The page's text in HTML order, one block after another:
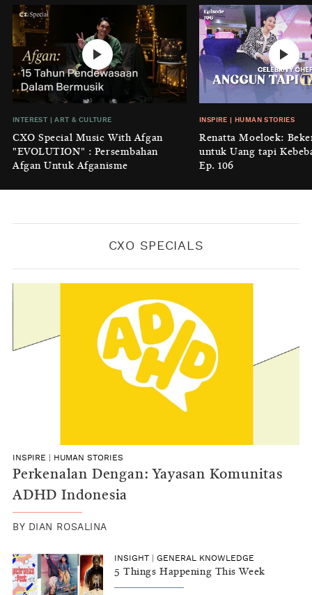
KONTRIBUTOR CXO MEDIA
INTEREST|HOME
No Place Like: Camping Ground
Cidulang
KONTRIBUTOR CXO MEDIA
GENERAL KNOWLEDGE
Luruhnya Daun Terakhir: Kala
'Benteng Alam' yang Tak Lagi Bisa
Melindungi
BYKONTRIBUTOR CXO MEDIA
INTEREST |ART & CULTURE
CXO Special Music With Afgan
"EVOLUTION" : Persembahan
Afgan Untuk Afganisme
INSPIRE HUMAN STORIES
Renatta Moeloek:
untuk Uang tapi
Ep. 106
CXO SPECIALS
INSPIRE HUMAN STORIES
Perkenalan Dengan: Yayasan Komunitas
ADHD Indonesia
BY DIAN ROSALINA
INSIGHT GENERAL KNOWLEDGE
5 Things Happening This Week